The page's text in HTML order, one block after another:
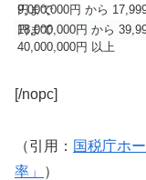
9,000,000円 から 17,999,000円まで
18,000,000円 から 39,999,000円まで
40,000,000円 以上
[/nopc]
（引用： 国税庁ホ
率」
）